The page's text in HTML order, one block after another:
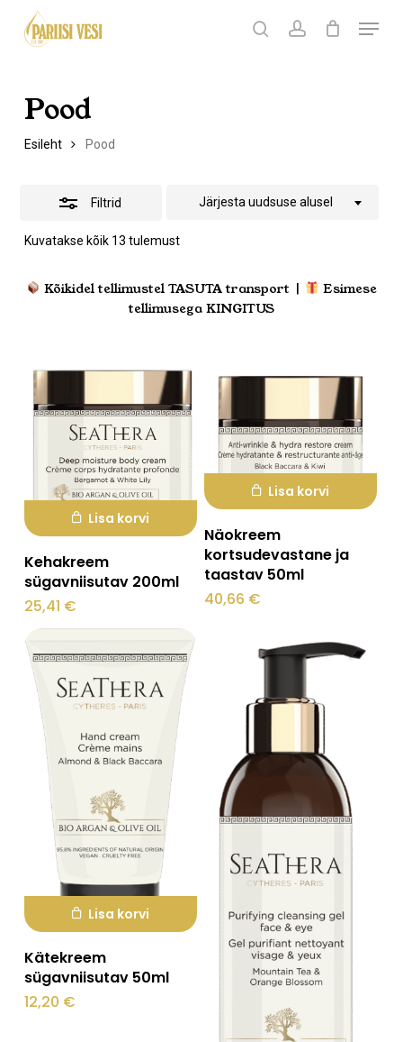
Products
search
searchaccount
Menu
Ostukorv
Pood
Esileht Pood
Filtrid
Kuvatakse kõik 13 tulemustSorditud
Järjesta uudsuse alusel
Peida
Kõikidel tellimustel TASUTA transport |
Esimese
tellimusega KINGITUS
Lisa korvi
Kehakreem
sügavniisutav 200ml
25,41 €
Lisa korvi
Näokreem
kortsudevastane ja
taastav 50ml
40,66 €
Lisa korvi
Kätekreem
sügavniisutav 50ml
12,20 €